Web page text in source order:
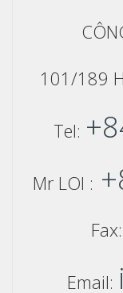
101/189
Tel:
Mr LOI :
Email: